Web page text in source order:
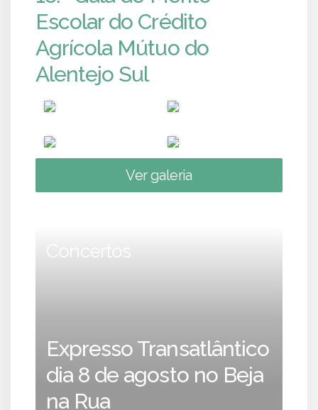
Escolar do Crédito
Agrícola Mútuo do
Alentejo Sul
Ver galeria
Concertos
Expresso Transatlântico
dia 8 de agosto no Beja
na Rua